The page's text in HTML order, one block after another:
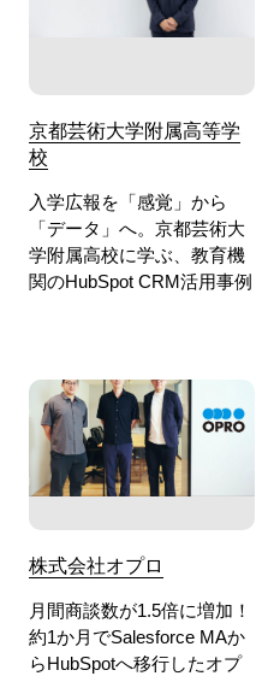
京都芸術大学附属高等学
校
入学広報を「感覚」から
「データ」へ。京都芸術大
学附属高校に学ぶ、教育機
関のHubSpot CRM活用事例
株式会社オプロ
月間商談数が1.5倍に増加！
約1か月でSalesforce MAか
らHubSpotへ移行したオプ